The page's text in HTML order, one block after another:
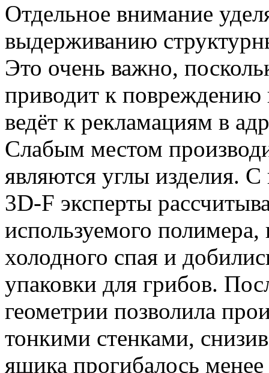
Отдельное внимание
выдерживанию
Это очень важно,
приводит к повреждению
ведёт к рекламациям в
Слабым местом
являются углы изделия.
3D-F эксперты
используемого
холодного спая и
упаковки для грибов.
геометрии позволила
тонкими стенками,
ящика прогибалось